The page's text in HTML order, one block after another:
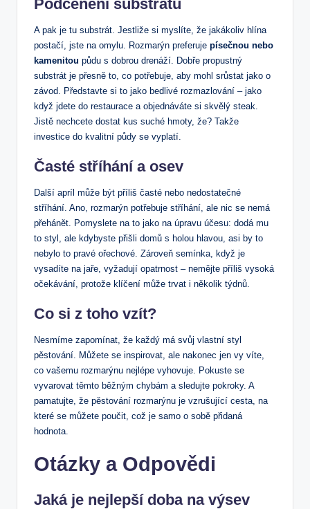
Podcenění substrátu
A pak je tu substrát. Jestliže si myslíte, že jakákoliv hlína
postačí, jste na omylu. Rozmarýn preferuje písečnou nebo
kamenitou půdu s dobrou drenáží. Dobře propustný
substrát je přesně to, co potřebuje, aby mohl srůstat jako o
závod. Představte si to jako bedlivé rozmazlování – jako
když jdete do restaurace a objednáváte si skvělý steak.
Jistě nechcete dostat kus suché hmoty, že? Takže
investice do kvalitní půdy se vyplatí.
Časté stříhání a osev
Další apríl může být příliš časté nebo nedostatečné
stříhání. Ano, rozmarýn potřebuje stříhání, ale nic se nemá
přehánět. Pomyslete na to jako na úpravu účesu: dodá mu
to styl, ale kdybyste přišli domů s holou hlavou, asi by to
nebylo to pravé ořechové. Zároveň semínka, když je
vysadíte na jaře, vyžadují opatrnost – nemějte příliš vysoká
očekávání, protože klíčení může trvat i několik týdnů.
Co si z toho vzít?
Nesmíme zapomínat, že každý má svůj vlastní styl
pěstování. Můžete se inspirovat, ale nakonec jen vy víte,
co vašemu rozmarýnu nejlépe vyhovuje. Pokuste se
vyvarovat těmto běžným chybám a sledujte pokroky. A
pamatujte, že pěstování rozmarýnu je vzrušující cesta, na
které se můžete poučit, což je samo o sobě přidaná
hodnota.
Otázky a Odpovědi
Jaká je nejlepší doba na výsev